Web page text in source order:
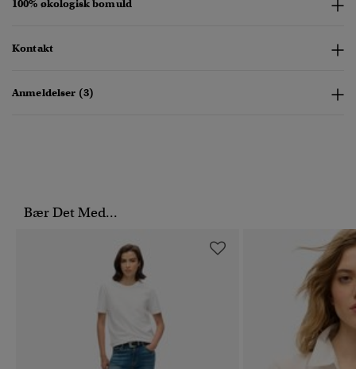
100% økologisk bomuld
Kontakt
Anmeldelser (3)
Bær Det Med...